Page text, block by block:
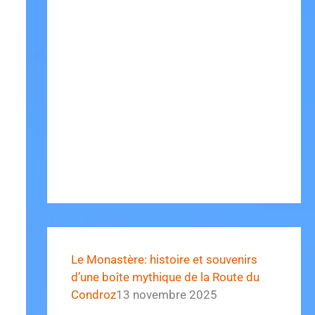
Le Monastère: histoire et souvenirs
d’une boîte mythique de la Route du
Condroz13 novembre 2025